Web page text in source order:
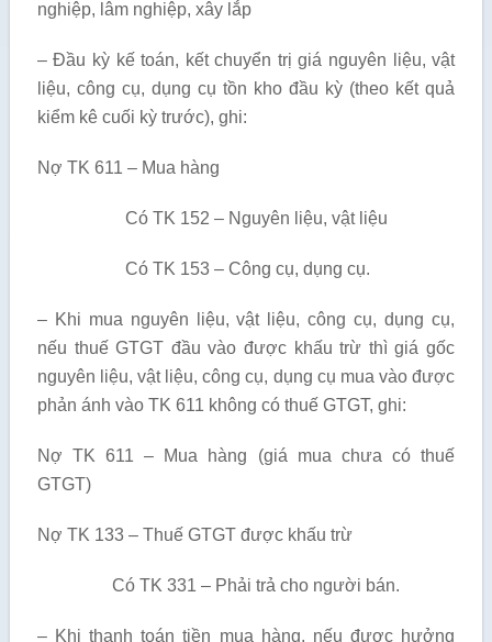
nghiệp, lâm nghiệp, xây lắp
– Đầu kỳ kế toán, kết chuyển trị giá nguyên liệu, vật
liệu, công cụ, dụng cụ tồn kho đầu kỳ (theo kết quả
kiểm kê cuối kỳ trước), ghi:
Nợ TK 611 – Mua hàng
Có TK 152 – Nguyên liệu, vật liệu
Có TK 153 – Công cụ, dụng cụ.
– Khi mua nguyên liệu, vật liệu, công cụ, dụng cụ,
nếu thuế GTGT đầu vào được khấu trừ thì giá gốc
nguyên liệu, vật liệu, công cụ, dụng cụ mua vào được
phản ánh vào TK 611 không có thuế GTGT, ghi:
Nợ TK 611 – Mua hàng (giá mua chưa có thuế
GTGT)
Nợ TK 133 – Thuế GTGT được khấu trừ
Có TK 331 – Phải trả cho người bán.
– Khi thanh toán tiền mua hàng, nếu được hưởng